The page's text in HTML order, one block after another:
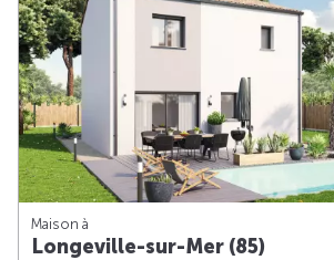
Maison à
Longeville-sur-Mer (85)